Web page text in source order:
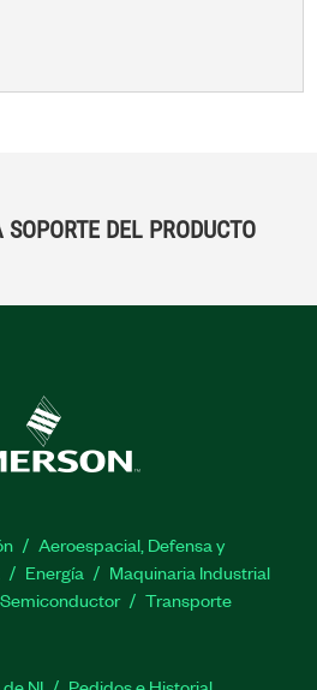
SOPORTE DEL PRODUCTO
Aeroespacial, Defensa y
Energía
Maquinaria Industrial
Semiconductor Transporte